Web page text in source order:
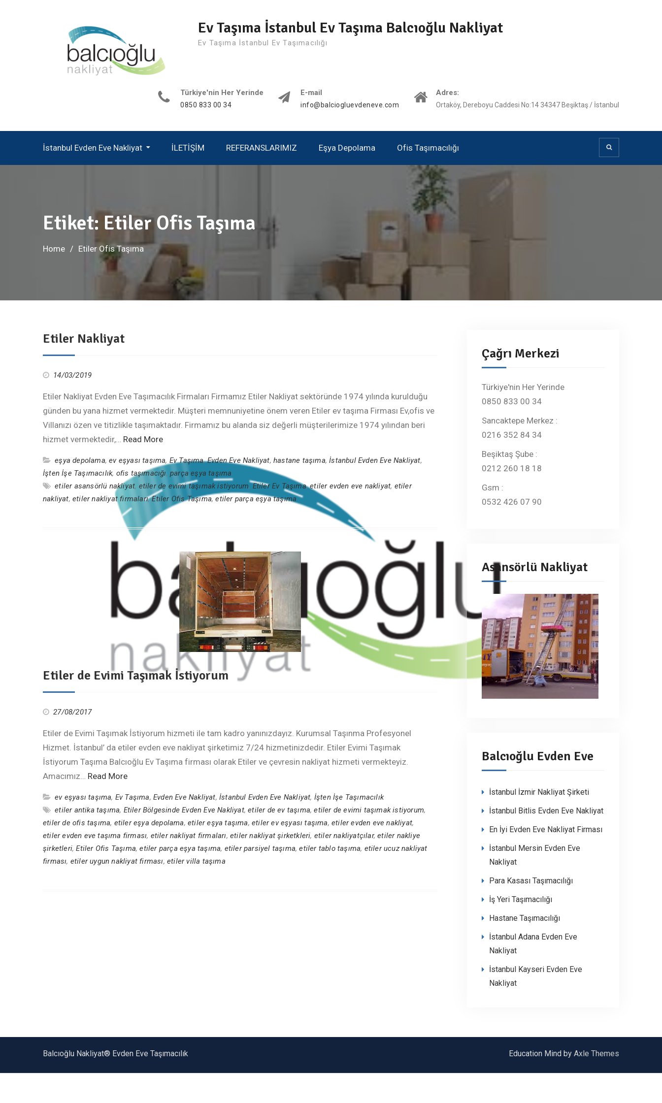
Ev Taşıma İstanbul Ev Taşıma Balcıoğlu Nakliyat
Ev Taşıma İstanbul Ev Taşımacılığı
Türkiye'nin Her Yerinde
0850 833 00 34
E-mail
info@balciogluevdeneve.com
Adres:
Ortaköy, Dereboyu Caddesi No:14 34347 Beşiktaş / İstanbul
İstanbul Evden Eve Nakliyat İLETİŞİM REFERANSLARIMIZ Eşya Depolama Ofis Taşımacılığı
Etiket: Etiler Ofis Taşıma
Home Etiler Ofis Taşıma
Etiler Nakliyat
14/03/2019
Etiler Nakliyat Evden Eve Taşımacılık Firmaları Firmamız Etiler Nakliyat sektöründe 1974 yılında kurulduğu
günden bu yana hizmet vermektedir. Müşteri memnuniyetine önem veren Etiler ev taşıma Firması Ev,ofis ve
Villanızı özen ve titizlikle taşımaktadır. Firmamız bu alanda siz değerli müşterilerimize 1974 yılından beri
hizmet vermektedir,… Read More
eşya depolama,ev eşyası taşıma, Ev Taşıma,Evden Eve Nakliyat,hastane taşıma,İstanbul Evden Eve Nakliyat,
İşten İşe Taşımacılık, ofis taşımacığı,parça eşya taşıma
etiler asansörlü nakliyat, etiler de evimi taşımak istiyorum,Etiler Ev Taşıma,etiler evden eve nakliyat, etiler
nakliyat,etiler nakliyat firmaları,Etiler Ofis Taşıma,etiler parça eşya taşıma
Etiler de Evimi Taşımak İstiyorum
27/08/2017
Etiler de Evimi Taşımak İstiyorum hizmeti ile tam kadro yanınızdayız. Kurumsal Taşınma Profesyonel
Hizmet. İstanbul’ da etiler evden eve nakliyat şirketimiz 7/24 hizmetinizdedir. Etiler Evimi Taşımak
İstiyorum Taşıma Balcıoğlu Ev Taşıma firması olarak Etiler ve çevresin nakliyat hizmeti vermekteyiz.
Amacımız… Read More
ev eşyası taşıma, Ev Taşıma,Evden Eve Nakliyat,İstanbul Evden Eve Nakliyat, İşten İşe Taşımacılık
etiler antika taşıma, Etiler Bölgesinde Evden Eve Nakliyat,etiler de ev taşıma,etiler de evimi taşımak istiyorum,
etiler de ofis taşıma, etiler eşya depolama,etiler eşya taşıma,etiler ev eşyası taşıma,etiler evden eve nakliyat,
etiler evden eve taşıma firması, etiler nakliyat firmaları,etiler nakliyat şirketkleri, etiler nakliyatçılar,etiler nakliye
şirketleri,Etiler Ofis Taşıma,etiler parça eşya taşıma, etiler parsiyel taşıma,etiler tablo taşıma, etiler ucuz nakliyat
firması, etiler uygun nakliyat firması,etiler villa taşıma
Çağrı Merkezi
Türkiye'nin Her Yerinde
0850 833 00 34
Sancaktepe Merkez :
0216 352 84 34
Beşiktaş Şube :
0212 260 18 18
Gsm :
0532 426 07 90
Asansörlü Nakliyat
Balcıoğlu Evden Eve
İstanbul İzmir Nakliyat Şirketi
İstanbul Bitlis Evden Eve Nakliyat
En İyi Evden Eve Nakliyat Firması
İstanbul Mersin Evden Eve
Nakliyat
Para Kasası Taşımacılığı
İş Yeri Taşımacılığı
Hastane Taşımacılığı
İstanbul Adana Evden Eve
Nakliyat
İstanbul Kayseri Evden Eve
Nakliyat
Balcıoğlu Nakliyat® Evden Eve Taşımacılık Education Mind by Axle Themes